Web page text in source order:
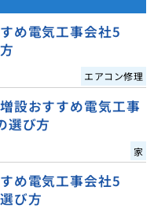
め電気工事会社5
エアコン修理
設おすすめ電気工事
選び方
家
め電気工事会社5
び方